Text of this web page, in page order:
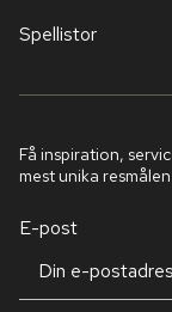
Spellistor
Få inspiration,
mest unika resmålen.
E-post